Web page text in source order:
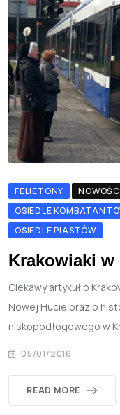
FELIETONY
OSIEDLE
OSIEDLE PIASTÓW
Krakowiaki w
Ciekawy artykuł o
Nowej Hucie oraz o
niskopodłogowego w
05/01/2016
READ MORE